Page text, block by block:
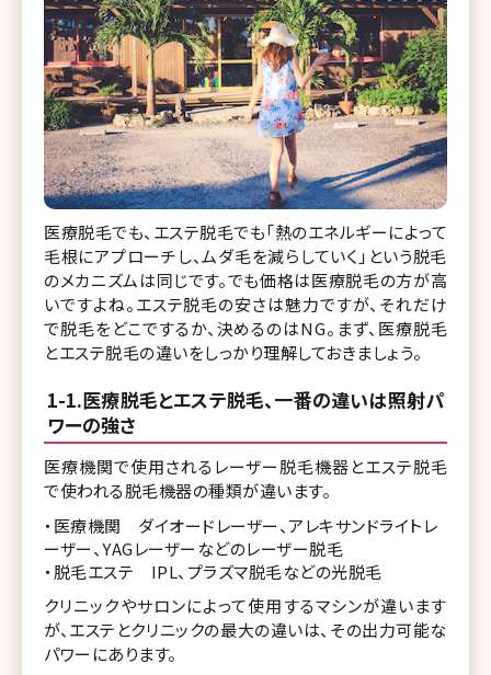
医療脱毛でも、エステ脱毛でも「熱のエネルギーによって
毛根にアプローチし、ムダ毛を減らしていく」という脱毛
のメカニズムは同じです。でも価格は医療脱毛の方が高
いですよね。エステ脱毛の安さは魅力ですが、それだけ
で脱毛をどこでするか、決めるのはNG。まず、医療脱毛
とエステ脱毛の違いをしっかり理解しておきましょう。
1-1.医療脱毛とエステ脱毛、一番の違いは照射パ
ワーの強さ
医療機関で使用されるレーザー脱毛機器とエステ脱毛
で使われる脱毛機器の種類が違います。
・医療機関 ダイオードレーザー、アレキサンドライトレ
ーザー、YAGレーザーなどのレーザー脱毛
・脱毛エステ IPL、プラズマ脱毛などの光脱毛
クリニックやサロンによって使用するマシンが違います
が、エステとクリニックの最大の違いは、その出力可能な
パワーにあります。